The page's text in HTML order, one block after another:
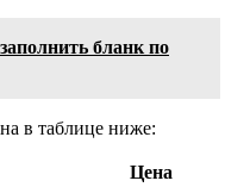
бланк по
в таблице ниже:
Цена